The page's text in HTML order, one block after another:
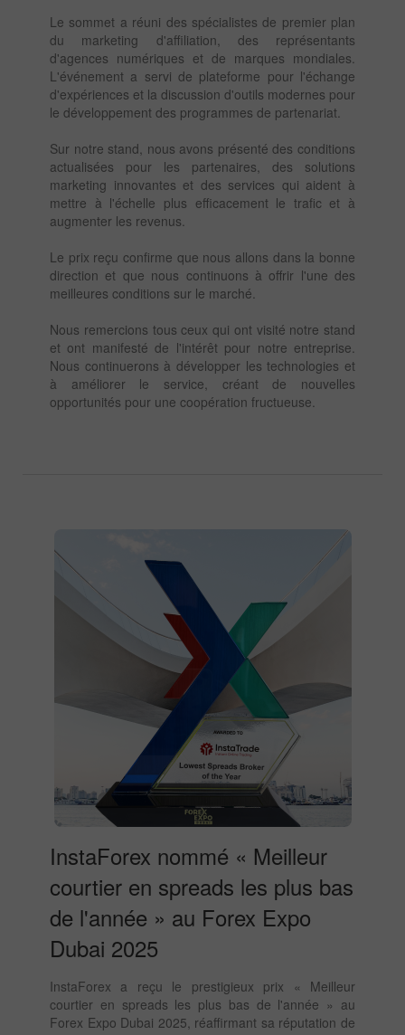
Le sommet a réuni des spécialistes de premier plan
du marketing d'affiliation, des représentants
d'agences numériques et de marques mondiales.
L'événement a servi de plateforme pour l'échange
d'expériences et la discussion d'outils modernes pour
le développement des programmes de partenariat.
Sur notre stand, nous avons présenté des conditions
actualisées pour les partenaires, des solutions
marketing innovantes et des services qui aident à
mettre à l'échelle plus efficacement le trafic et à
augmenter les revenus.
Le prix reçu confirme que nous allons dans la bonne
direction et que nous continuons à offrir l'une des
meilleures conditions sur le marché.
Nous remercions tous ceux qui ont visité notre stand
et ont manifesté de l'intérêt pour notre entreprise.
Nous continuerons à développer les technologies et
à améliorer le service, créant de nouvelles
opportunités pour une coopération fructueuse.
InstaForex nommé « Meilleur
courtier en spreads les plus bas
de l'année » au Forex Expo
Dubai 2025
InstaForex a reçu le prestigieux prix « Meilleur
courtier en spreads les plus bas de l'année » au
Forex Expo Dubai 2025, réaffirmant sa réputation de